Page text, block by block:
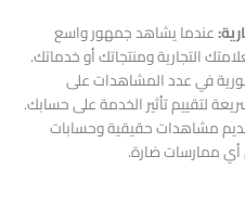
عندما يشاهد جمهور واسع
التجارية ومنتجاتك أو خدماتك.
في عدد المشاهدات على
لتقييم تأثير الخدمة على حسابك.
مشاهدات حقيقية وحسابات
ممارسات ضارة.